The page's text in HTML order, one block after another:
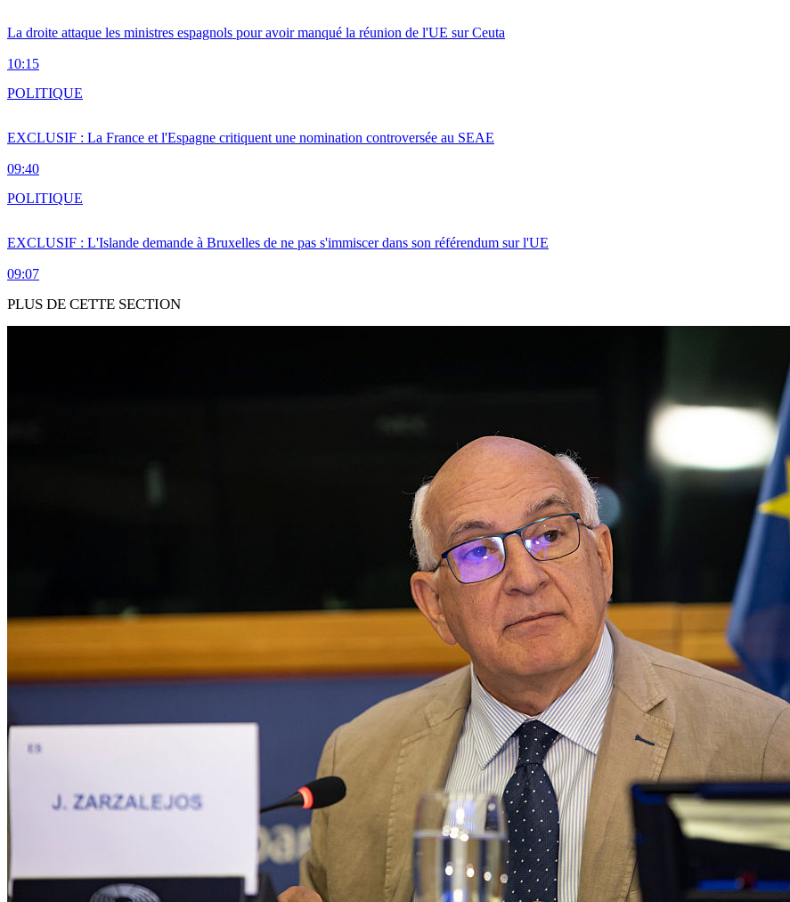
La droite attaque les ministres espagnols pour avoir manqué la réunion de l'UE sur Ceuta
10:15
EXCLUSIF : La France et l'Espagne critiquent une nomination controversée au SEAE
09:40
POLITIQUE
EXCLUSIF : L'Islande demande à Bruxelles de ne pas s'immiscer dans son référendum sur l'UE
09:07
POLITIQUE
PLUS DE CETTE SECTION